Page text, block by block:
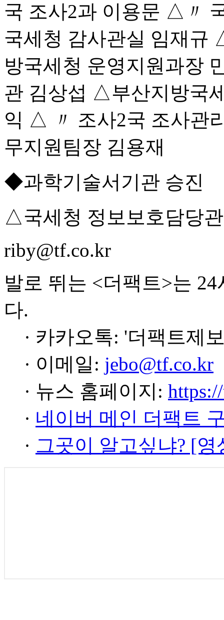
국 조사2과 이용문 △〃
국세청 감사관실 임재
방국세청 운영지원과장
관 김상섭 △부산지방국
익 △ 〃 조사2국 조사관
무지원팀장 김용재
◆과학기술서기관 승진
△국세청 정보보호담당
riby@tf.co.kr
발로 뛰는 <더팩트>는
다.
· 카카오톡: '더팩트제
· 이메일: jebo@tf.co.kr
· 뉴스 홈페이지:
· 네이버 메인 더팩트
· 그곳이 알고싶냐? [